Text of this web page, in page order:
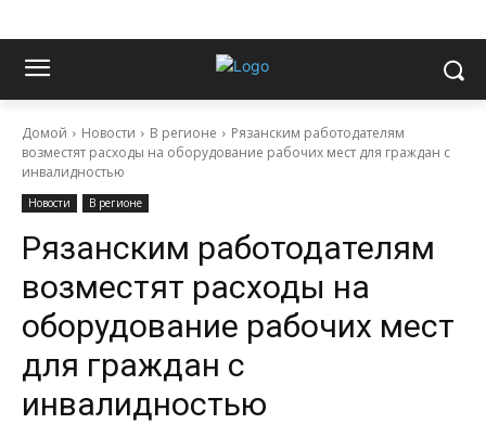
Домой Новости В регионе
Рязанским работодателям
возместят расходы на оборудование рабочих мест для граждан с
инвалидностью
Новости В регионе
Рязанским работодателям
возместят расходы на
оборудование рабочих мест
для граждан с
инвалидностью